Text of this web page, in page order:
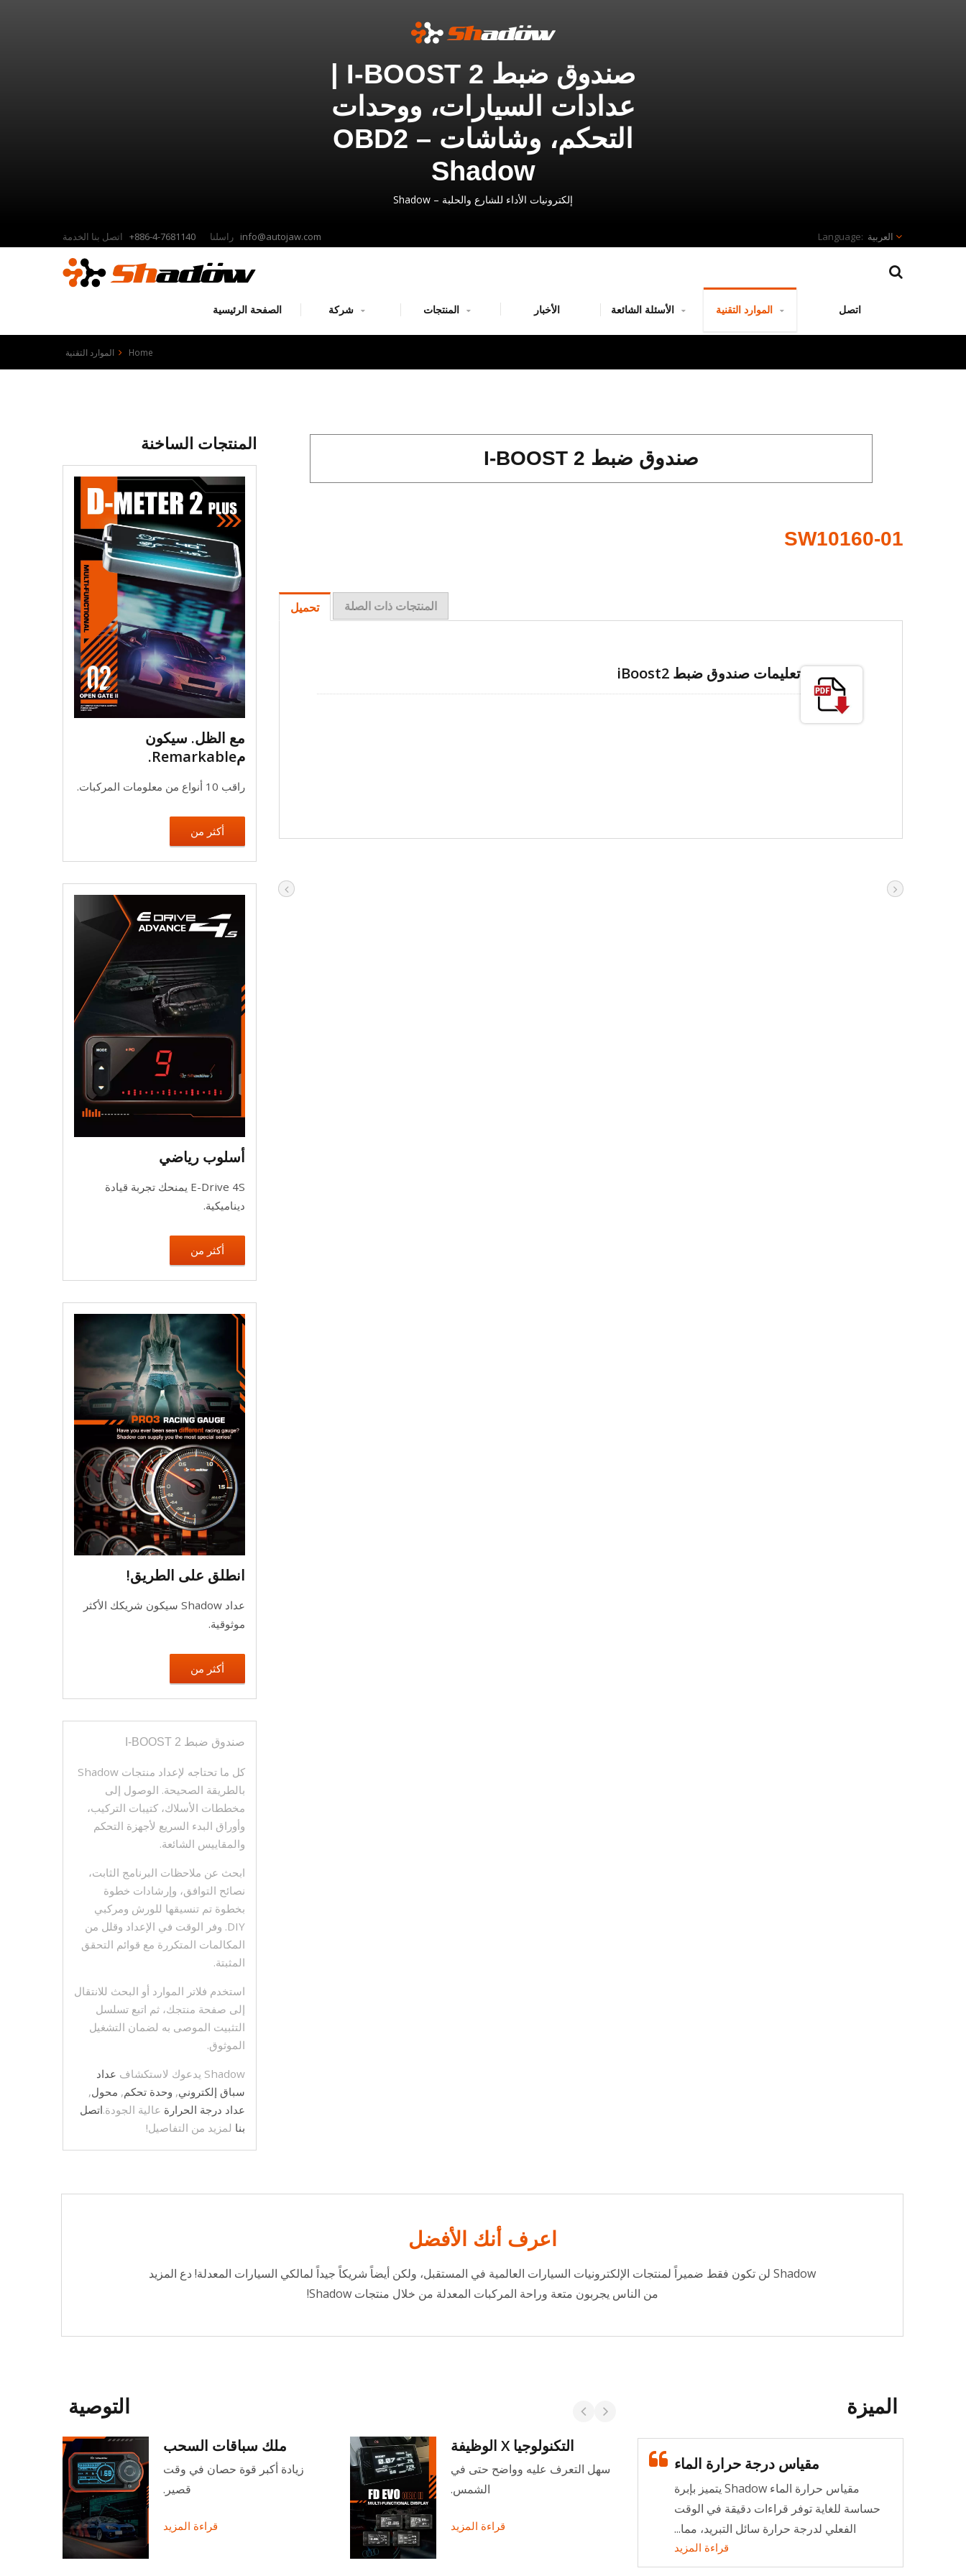
عدادات السيارات، ووحدات
التحكم، وشاشات OBD2 –
Shadow
إلكترونيات الأداء للشارع والحلبة – Shadow
+886-4-7681140 info@autojaw.com العربية
الصفحة الرئيسية المنتجات الأخبار اتصل
Home الموارد التقنية
المنتجات الساخنة
مع الظل. سيكون
مRemarkable.
راقب 10 أنواع من معلومات المركبات.
أكثر من
أسلوب رياضي
E-Drive 4S يمنحك تجربة قيادة
ديناميكية.
أكثر من
انطلق على الطريق!
عداد Shadow سيكون شريكك الأكثر
موثوقية.
أكثر من
صندوق ضبط I-BOOST 2
كل ما تحتاجه لإعداد منتجات Shadow
بالطريقة الصحيحة. الوصول إلى
مخططات الأسلاك، كتيبات التركيب،
وأوراق البدء السريع لأجهزة التحكم
والمقاييس الشائعة.
ابحث عن ملاحظات البرنامج الثابت،
نصائح التوافق، وإرشادات خطوة
بخطوة تم تنسيقها للورش ومركبي
DIY. وفر الوقت في الإعداد وقلل من
المكالمات المتكررة مع قوائم التحقق
المثبتة.
استخدم فلاتر الموارد أو البحث للانتقال
إلى صفحة منتجك، ثم اتبع تسلسل
التثبيت الموصى به لضمان التشغيل
الموثوق.
Shadow يدعوك لاستكشاف
عداد
سباق إلكتروني, وحدة تحكم, محول,
عداد درجة الحرارة عالية الجودة.اتصل
بنا لمزيد من التفاصيل!
صندوق ضبط I-BOOST 2
SW10160-01
تحميل المنتجات ذات الصلة
تعليمات صندوق ضبط iBoost2
اعرف أنك الأفضل
Shadow لن تكون فقط ضميراً لمنتجات الإلكترونيات السيارات العالمية في المستقبل، ولكن أيضاً شريكاً جيداً لمالكي السيارات المعدلة! دع المزيد
من الناس يجربون متعة وراحة المركبات المعدلة من خلال منتجات Shadow!
التوصية
ملك سباقات السحب
زيادة أكبر قوة حصان في وقت
قصير.
قراءة المزيد
التكنولوجيا X الوظيفة
سهل التعرف عليه وواضح حتى في
الشمس.
قراءة المزيد
زيادة أكبر قوة حصان في وقت
قصير.
قراءة المزيد
الميزة
مقياس درجة حرارة الماء
مقياس حرارة الماء Shadow يتميز بإبرة
حساسة للغاية توفر قراءات دقيقة في الوقت
الفعلي لدرجة حرارة سائل التبريد، مما...
قراءة المزيد
مقياس درجة حرارة الماء
مقياس حرارة الماء Shadow يتميز بإبرة
حساسة للغاية توفر قراءات دقيقة في الوقت
الفعلي لدرجة حرارة سائل التبريد، مما...
قراءة المزيد